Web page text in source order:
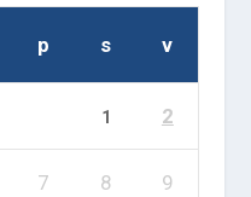
p s v
1 2
7 8 9